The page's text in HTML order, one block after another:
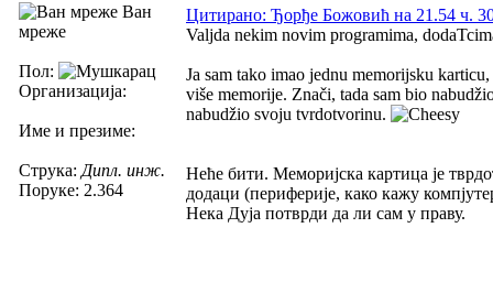
Ван
мреже
Пол:
Организација:
Име и презиме:
Струка: Дипл. инж.
Поруке: 2.364
Цитирано: Ђорђе Божовић на 21.54 ч.
Valjda nekim novim programima,
Ja sam tako imao jednu memorijsku
više memorije. Znači, tada sam bio
nabudžio svoju tvrdotvorinu.
Неће бити. Меморијска картица је
додаци (периферије, како кажу
Нека Дуја потврди да ли сам у праву.